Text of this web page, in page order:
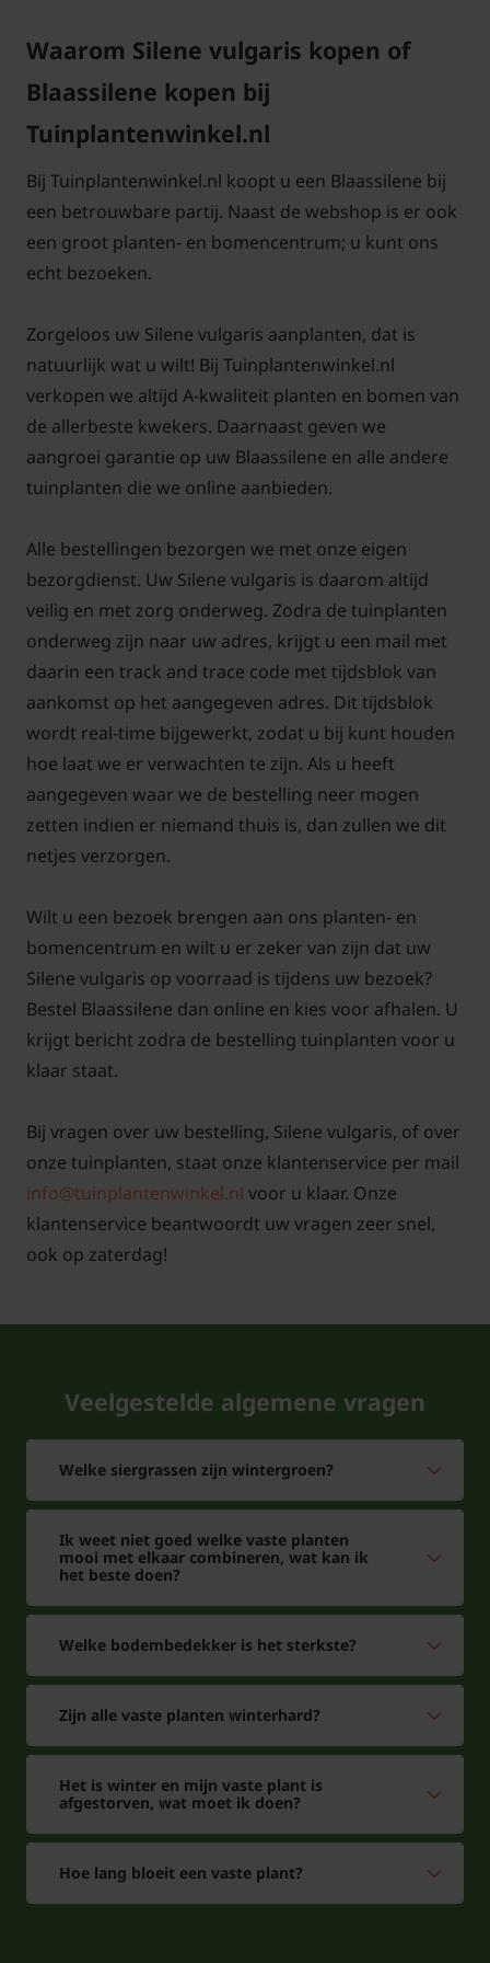
als tuinplant verkocht voor zonnige, goed
Binnen het geslacht Silene zijn er verschillende
onderscheiden door bloemvorm en bloeiwijze. De
echte koekoeksbloem heeft bijvoorbeeld een andere
bloemstructuur dan Silene vulgaris.
vulgaris
Silene vulgaris, beter bekend als Blaassilene, is een
bekende en veelzijdige plant die van nature
voorkomt in Nederland en België. Je vindt deze leuke
plant vooral op grazige grond, in akkerranden,
bermen en op dijken, met een duidelijke voorkeur
zand of kleigrond. In Zuid-Limburg en Noord-
Brabant is de soort het meest aangetroffen, maar
ook elders in Nederland kun je de plant
tegenkomen, vooral op plekken waar de grond
kalkrijk en goed doorlatend is.
De bloemen van Silene vulgaris zijn gemakkelijk te
herkennen aan hun witte kroonbladen en de
kenmerkende opgeblazen kelk. Dit maakt de plant
niet alleen aantrekkelijk voor het oog, maar ook
bijzonder waardevol voor insecten. Bijen, hommels
nectarrijke bloemen goed te vinden en zorgen voor
een levendige tuin vol activiteit. Dankzij deze
eigenschappen is Blaassilene een uitstekende keuze
voor wie graag meer biodiversiteit in de tuin wil
brengen. Bovendien laat Silene vulgaris zich goed
combineren met andere tuinplanten, waardoor je
tuinindeling kunt creëren.
Silene vulgaris combineert goed met andere planten
zoals Grasklokje en Wildemanskruid. Door haar
bescheiden groeiwijze en het vermogen om zich aan
plant geschikt als bodembedekker, in wilde
De wetenschappelijke naam Silene vulgaris werd al
bekend gebleven als een waardevolle soort voor
zowel de natuur als de tuin.
Of je nu een zonnige plek in de tuin wilt opvullen,
een stukje berm wilt verfraaien of meer insecten wilt
aantrekken, Silene vulgaris is een geschikte en
onderhoudsvriendelijke keuze. Met haar opvallende
tuin mag ontbreken.
Standplaats Silene vulgaris: zonnige
plekken
Blaassilene houdt van lichte, droge
Waarom Silene vulgaris kopen of
Blaassilene kopen bij
Tuinplantenwinkel.nl
Bij Tuinplantenwinkel.nl koopt u een Blaassilene bij
een betrouwbare partij. Naast de webshop is er ook
een groot planten- en bomencentrum; u kunt ons
echt bezoeken.
Zorgeloos uw Silene vulgaris aanplanten, dat is
natuurlijk wat u wilt! Bij Tuinplantenwinkel.nl
verkopen we altijd A-kwaliteit planten en bomen van
de allerbeste kwekers. Daarnaast geven we
aangroei garantie op uw Blaassilene en alle andere
tuinplanten die we online aanbieden.
Alle bestellingen bezorgen we met onze eigen
bezorgdienst. Uw Silene vulgaris is daarom altijd
veilig en met zorg onderweg. Zodra de tuinplanten
onderweg zijn naar uw adres, krijgt u een mail met
daarin een track and trace code met tijdsblok van
aankomst op het aangegeven adres. Dit tijdsblok
wordt real-time bijgewerkt, zodat u bij kunt houden
hoe laat we er verwachten te zijn. Als u heeft
aangegeven waar we de bestelling neer mogen
zetten indien er niemand thuis is, dan zullen we dit
netjes verzorgen.
Wilt u een bezoek brengen aan ons planten- en
bomencentrum en wilt u er zeker van zijn dat uw
Silene vulgaris op voorraad is tijdens uw bezoek?
Bestel Blaassilene dan online en kies voor afhalen. U
krijgt bericht zodra de bestelling tuinplanten voor u
klaar staat.
Bij vragen over uw bestelling, Silene vulgaris, of over
onze tuinplanten, staat onze klantenservice per mail
info@tuinplantenwinkel.nl voor u klaar. Onze
klantenservice beantwoordt uw vragen zeer snel,
ook op zaterdag!
Veelgestelde algemene vragen
Welke siergrassen zijn wintergroen?
Ik weet niet goed welke vaste planten
mooi met elkaar combineren, wat kan ik
het beste doen?
Welke bodembedekker is het sterkste?
Zijn alle vaste planten winterhard?
Het is winter en mijn vaste plant is
afgestorven, wat moet ik doen?
Hoe lang bloeit een vaste plant?